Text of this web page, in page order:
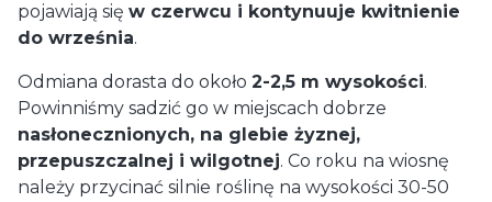
pojawiają się w czerwcu i kontynuuje kwitnienie
do września.
Odmiana dorasta do około 2-2,5 m wysokości.
Powinniśmy sadzić go w miejscach dobrze
nasłonecznionych, na glebie żyznej,
przepuszczalnej i wilgotnej. Co roku na wiosnę
należy przycinać silnie roślinę na wysokości 30-50